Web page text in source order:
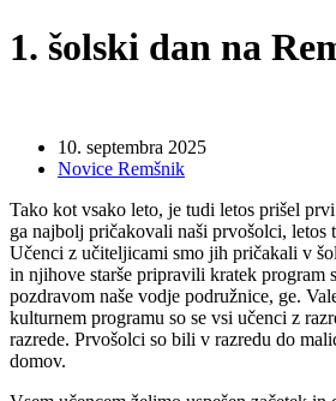
1. šolski dan na
10. septembra 2025
Novice Remšnik
Tako kot vsako leto, je tudi letos prišel
ga najbolj pričakovali naši prvošolci,
Učenci z učiteljicami smo jih pričakali v
in njihove starše pripravili kratek program
pozdravom naše vodje podružnice, ge.
kulturnem programu so se vsi učenci z
razrede. Prvošolci so bili v razredu do
domov.